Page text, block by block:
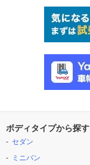
ボディタイプから探す
セダン
ミニバン